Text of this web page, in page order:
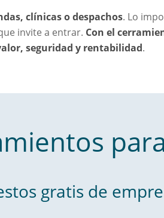
clínicas o despachos. Lo
invite a entrar. Con el
seguridad y rentabilidad.
gratis de